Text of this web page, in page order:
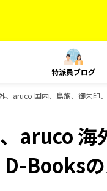
特派員ブログ
、aruco 国内、島旅、御朱印
aruco
Books